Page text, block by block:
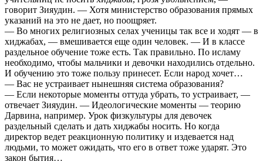
говорит Зияудин. — Хотя министерство образования прямых
указаний на это не дает, но поощряет.
— Во многих религиозных селах ученицы так все и ходят — в
хиджабах, — вмешивается еще один человек. — И в классе
раздельное обучение тоже есть. Так правильно. По исламу
необходимо, чтобы мальчики и девочки находились отдельно.
И обучению это тоже пользу принесет. Если народ хочет…
— Вас не устраивает нынешняя система образования?
— Если некоторые моменты оттуда убрать, то устраивает, —
отвечает Зияудин. — Идеологические моменты — теорию
Дарвина, например. Урок физкультуры для девочек
раздельный сделать и дать хиджабы носить. Но когда
директор ведет реакционную политику и издевается над
людьми, то может ожидать, что его в ответ тоже ударят. Это
закон бытия…